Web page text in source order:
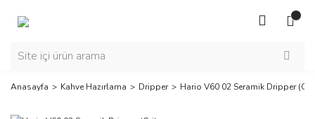
Anasayfa Kahve Hazırlama Dripper Hario V60 02 Seramik Dripper (Gri)